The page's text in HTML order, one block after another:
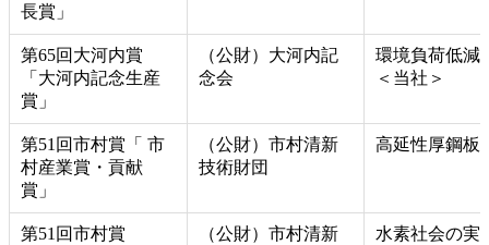
長賞」
第65回大河内賞
「大河内記念生産
賞」
（公財）大河内記
念会
環境負荷低減
＜当社＞
第51回市村賞「 市
村産業賞・貢献
賞」
（公財）市村清新
技術財団
高延性厚鋼板
第51回市村賞
（公財）市村清新
水素社会の実